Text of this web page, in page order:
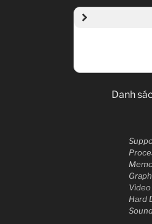
Danh
Hard